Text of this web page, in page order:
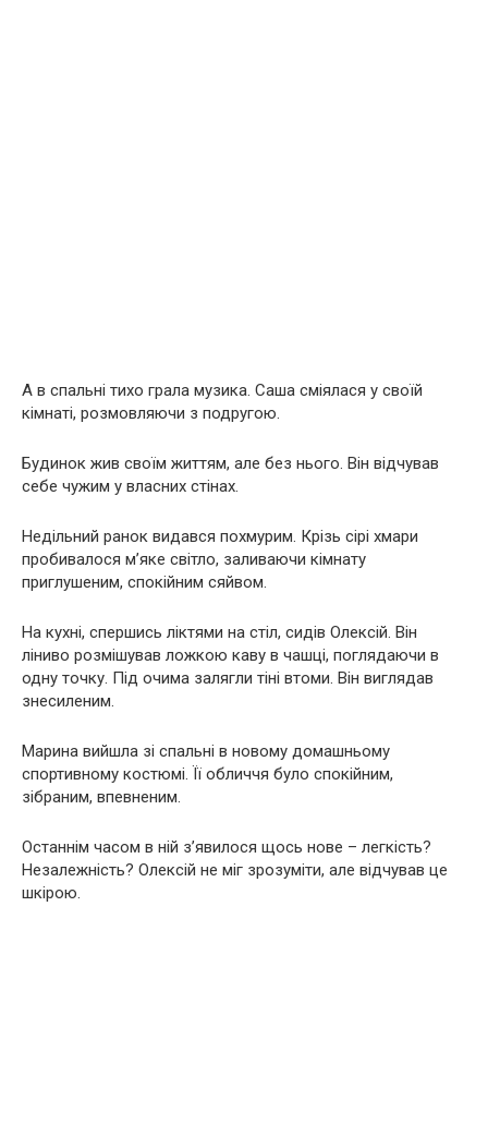
А в спальні тихо грала музика. Саша сміялася у своїй
кімнаті, розмовляючи з подругою.
Будинок жив своїм життям, але без нього. Він відчував
себе чужим у власних стінах.
Недільний ранок видався похмурим. Крізь сірі хмари
пробивалося м’яке світло, заливаючи кімнату
приглушеним, спокійним сяйвом.
На кухні, спершись ліктями на стіл, сидів Олексій. Він
ліниво розмішував ложкою каву в чашці, поглядаючи в
одну точку. Під очима залягли тіні втоми. Він виглядав
знесиленим.
Марина вийшла зі спальні в новому домашньому
спортивному костюмі. Її обличчя було спокійним,
зібраним, впевненим.
Останнім часом в ній з’явилося щось нове – легкість?
Незалежність? Олексій не міг зрозуміти, але відчував це
шкірою.